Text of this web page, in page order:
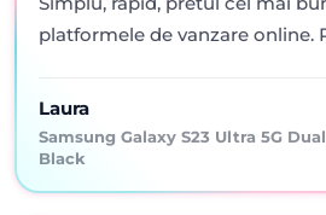
platformele de vanzare online.
Laura
Samsung Galaxy S23 Ultra 5G
Black